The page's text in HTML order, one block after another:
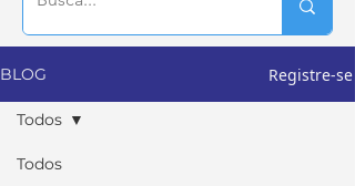
BLOG Registre-se
Todos
Todos